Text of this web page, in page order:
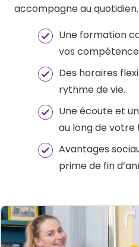
accompagne au
Une formation
vos
Des horaires
rythme de vie.
Une écoute et
au long de votre
Avantages
prime de fin